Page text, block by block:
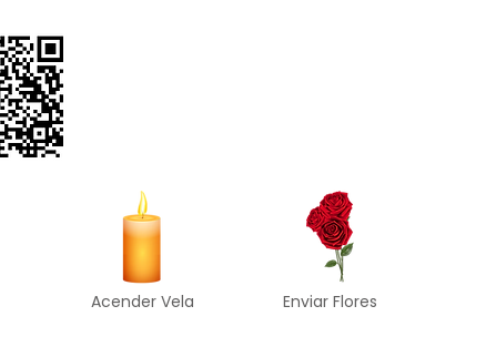
Acender Vela Enviar Flores